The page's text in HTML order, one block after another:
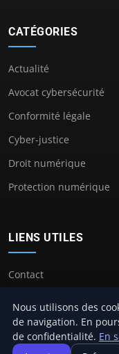
CATÉGORIES
Actualité
Avocat cybersécurité
Conformité légale
Cyber-justice
Droit numérique
Protection numérique
LIENS UTILES
Contact
© 2026 Avocat
Nous utilisons des
de navigation. En
de confidentialité. En